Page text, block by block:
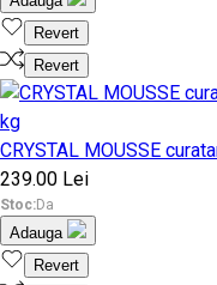
Revert
Revert
CRYSTAL MOUSSE
239.00 Lei
Stoc:Da
Adauga
Revert